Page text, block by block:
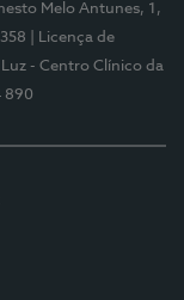
Melo Antunes, 1,
| Licença de
Luz - Centro Clínico da
890